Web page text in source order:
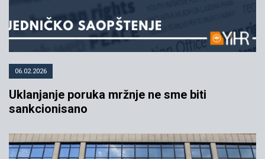
13.03.2023 YIHR
06.02.2026
Uklanjanje poruka mržnje ne sme biti
sankcionisano